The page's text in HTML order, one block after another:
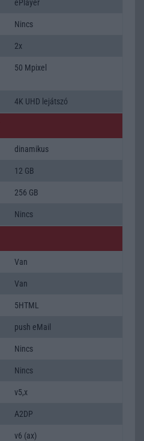
ePlayer
Nincs
2x
50 Mpixel
4K UHD lejátszó
dinamikus
12 GB
256 GB
Nincs
Van
Van
5HTML
push eMail
Nincs
Nincs
v5,x
A2DP
v6 (ax)